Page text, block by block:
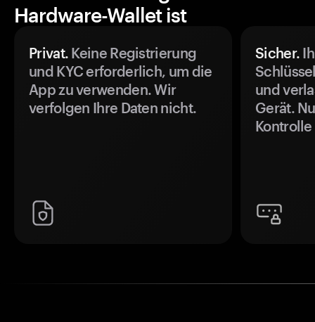
Hardware-Wallet ist
Privat. Keine Registrierung
und KYC erforderlich, um die
App zu verwenden. Wir
verfolgen Ihre Daten nicht.
Sicher.
und
Gerät.